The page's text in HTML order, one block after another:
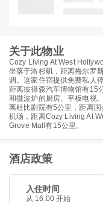
关于此物业
Cozy Living At West
坐落于洛杉矶，距离梅尔罗
调。这家住宿提供免费私人
距离彼得森汽车博物馆有15
和微波炉的厨房、平板电视
离杜比剧院有5公里，距离
机场，距离Cozy Living At
Grove Mall有15公里。
酒店政策
入住时间
从 16.00 开始